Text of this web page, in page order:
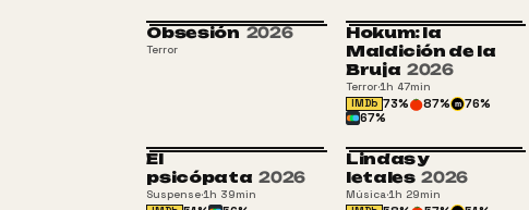
Obsesión 2026
Terror
Hokum: la
Maldición de la
Bruja 2026
Terror·1h 47min
IMDb 73% 87% m 76%
67%
C
El
psicópata 2026
Suspense·1h 39min
Lindas y
letales 2026
Música·1h 29min